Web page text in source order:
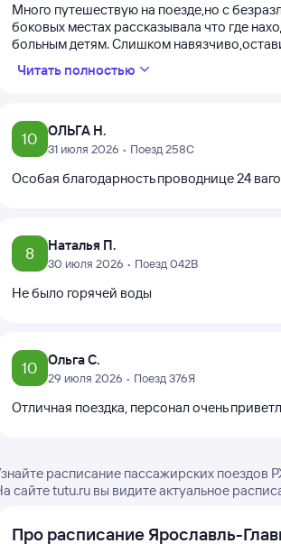
Много путешествую на поезде,но с
боковых местах рассказывала что где
больным детям. Слишком
Читать полностью
10 ОЛЬГА Н.
31 июля 2026 • Поезд 258С
Особая благодарность проводнице 24
8 Наталья П.
30 июля 2026 • Поезд 042В
Не было горячей воды
10 Ольга С.
29 июля 2026 • Поезд 376Я
Отличная поездка, персонал очень
расписание пассажирских поездов
сайте tutu.ru вы видите актуальное
Про расписание Ярославль-